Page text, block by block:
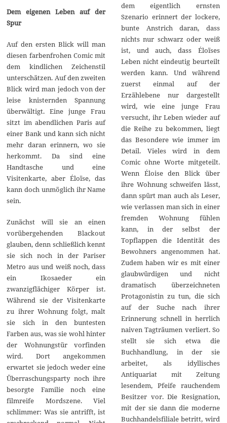
Dem eigenen Leben auf der
Spur
Auf den ersten Blick will man
diesen farbenfrohen Comic mit
dem kindlichen Zeichenstil
unterschätzen. Auf den zweiten
Blick wird man jedoch von der
leise knisternden Spannung
überwältigt. Eine junge Frau
sitzt im abendlichen Paris auf
einer Bank und kann sich nicht
mehr daran erinnern, wo sie
herkommt. Da sind eine
Handtasche und eine
Visitenkarte, aber Éloïse, das
kann doch unmöglich ihr Name
sein.
Zunächst will sie an einen
vorübergehenden Blackout
glauben, denn schließlich kennt
sie sich noch in der Pariser
Metro aus und weiß noch, dass
ein Ikosaeder ein
zwanzigflächiger Körper ist.
Während sie der Visitenkarte
zu ihrer Wohnung folgt, malt
sie sich in den buntesten
Farben aus, was sie wohl hinter
der Wohnungstür vorfinden
wird. Dort angekommen
erwartet sie jedoch weder eine
Überraschungsparty noch ihre
besorgte Familie noch eine
filmreife Mordszene. Viel
schlimmer: Was sie antrifft, ist
dem eigentlich ernsten
Szenario erinnert der lockere,
bunte Anstrich daran, dass
nichts nur schwarz oder weiß
ist, und auch, dass Éloïses
Leben nicht eindeutig beurteilt
werden kann. Und während
zuerst einmal auf der
Erzählebene nur dargestellt
wird, wie eine junge Frau
versucht, ihr Leben wieder auf
die Reihe zu bekommen, liegt
das Besondere wie immer im
Detail. Vieles wird in dem
Comic ohne Worte mitgeteilt.
Wenn Éloise den Blick über
ihre Wohnung schweifen lässt,
dann spürt man auch als Leser,
wie verlassen man sich in einer
fremden Wohnung fühlen
kann, in der selbst der
Topflappen die Identität des
Bewohners angenommen hat.
Zudem haben wir es mit einer
glaubwürdigen und nicht
dramatisch überzeichneten
Protagonistin zu tun, die sich
auf der Suche nach ihrer
Erinnerung schnell in herrlich
naiven Tagträumen verliert. So
stellt sie sich etwa die
Buchhandlung, in der sie
arbeitet, als idyllisches
Antiquariat mit Zeitung
lesendem, Pfeife rauchendem
Besitzer vor. Die Resignation,
mit der sie dann die moderne
Buchhandelsfiliale betritt, wird